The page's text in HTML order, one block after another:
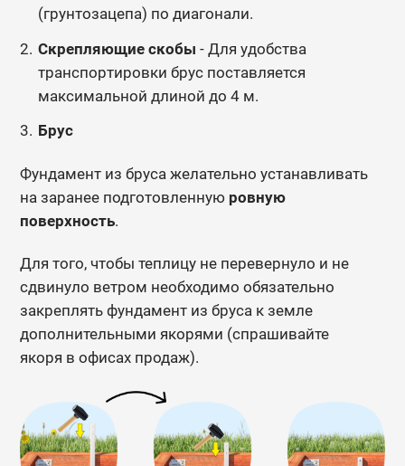
(грунтозацепа) по диагонали.
Скрепляющие скобы - Для удобства
транспортировки брус поставляется
максимальной длиной до 4 м.
Брус
Фундамент из бруса желательно устанавливать
на заранее подготовленную ровную
поверхность.
Для того, чтобы теплицу не перевернуло и не
сдвинуло ветром необходимо обязательно
закреплять фундамент из бруса к земле
дополнительными якорями (спрашивайте
якоря в офисах продаж).